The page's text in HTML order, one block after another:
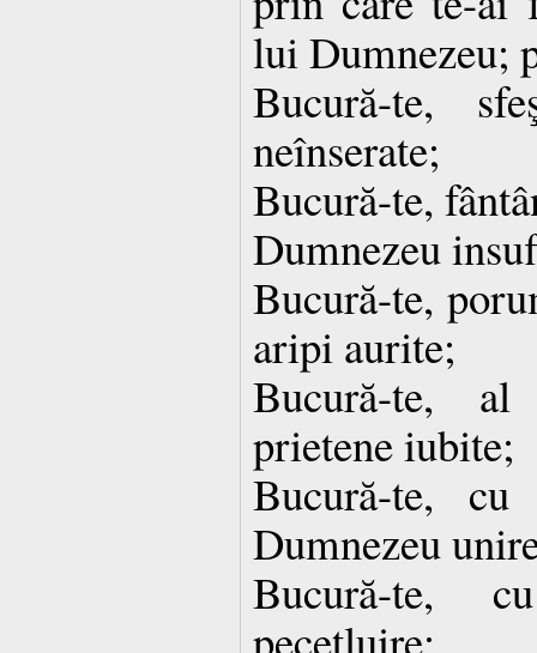
lui Dumnezeu;
Bucură-te,
neînserate;
Bucură-te,
Dumnezeu
Bucură-te,
aripi aurite;
Bucură-te,
prietene iubite;
Bucură-te,
Dumnezeu
Bucură-te,
pecetluire;